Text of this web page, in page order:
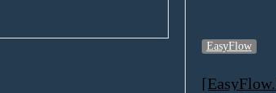
EasyFlow